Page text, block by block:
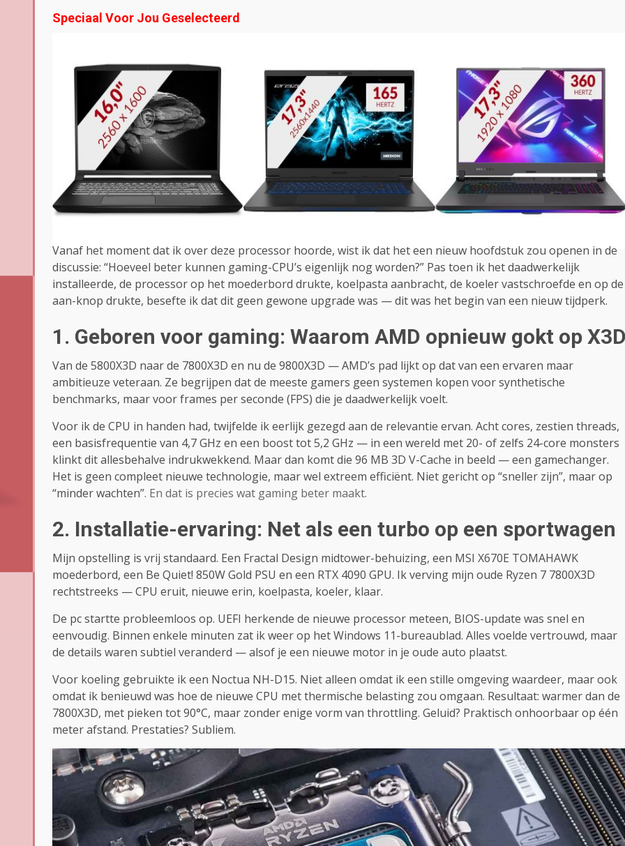
Speciaal Voor Jou Geselecteerd
Vanaf het moment dat ik over deze processor hoorde, wist ik dat het een nieuw hoofdstuk zou openen in de
discussie: “Hoeveel beter kunnen gaming-CPU’s eigenlijk nog worden?” Pas toen ik het daadwerkelijk
installeerde, de processor op het moederbord drukte, koelpasta aanbracht, de koeler vastschroefde en op de
aan-knop drukte, besefte ik dat dit geen gewone upgrade was — dit was het begin van een nieuw tijdperk.
1. Geboren voor gaming: Waarom AMD opnieuw gokt op
Van de 5800X3D naar de 7800X3D en nu de 9800X3D — AMD’s pad lijkt op dat van een ervaren maar
ambitieuze veteraan. Ze begrijpen dat de meeste gamers geen systemen kopen voor synthetische
benchmarks, maar voor frames per seconde (FPS) die je daadwerkelijk voelt.
Voor ik de CPU in handen had, twijfelde ik eerlijk gezegd aan de relevantie ervan. Acht cores, zestien threads,
een basisfrequentie van 4,7 GHz en een boost tot 5,2 GHz — in een wereld met 20- of zelfs 24-core monsters
klinkt dit allesbehalve indrukwekkend. Maar dan komt die 96 MB 3D V-Cache in beeld — een gamechanger.
Het is geen compleet nieuwe technologie, maar wel extreem efficiënt. Niet gericht op “sneller zijn”, maar op
“minder wachten”. En dat is precies wat gaming beter maakt.
2. Installatie-ervaring: Net als een turbo op een sportwagen
Mijn opstelling is vrij standaard. Een Fractal Design midtower-behuizing, een MSI X670E TOMAHAWK
moederbord, een Be Quiet! 850W Gold PSU en een RTX 4090 GPU. Ik verving mijn oude Ryzen 7 7800X3D
rechtstreeks — CPU eruit, nieuwe erin, koelpasta, koeler, klaar.
De pc startte probleemloos op. UEFI herkende de nieuwe processor meteen, BIOS-update was snel en
eenvoudig. Binnen enkele minuten zat ik weer op het Windows 11-bureaublad. Alles voelde vertrouwd, maar
de details waren subtiel veranderd — alsof je een nieuwe motor in je oude auto plaatst.
Voor koeling gebruikte ik een Noctua NH-D15. Niet alleen omdat ik een stille omgeving waardeer, maar ook
omdat ik benieuwd was hoe de nieuwe CPU met thermische belasting zou omgaan. Resultaat: warmer dan de
7800X3D, met pieken tot 90°C, maar zonder enige vorm van throttling. Geluid? Praktisch onhoorbaar op één
meter afstand. Prestaties? Subliem.